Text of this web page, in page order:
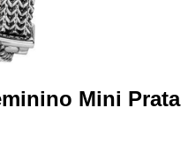
Mini Prata